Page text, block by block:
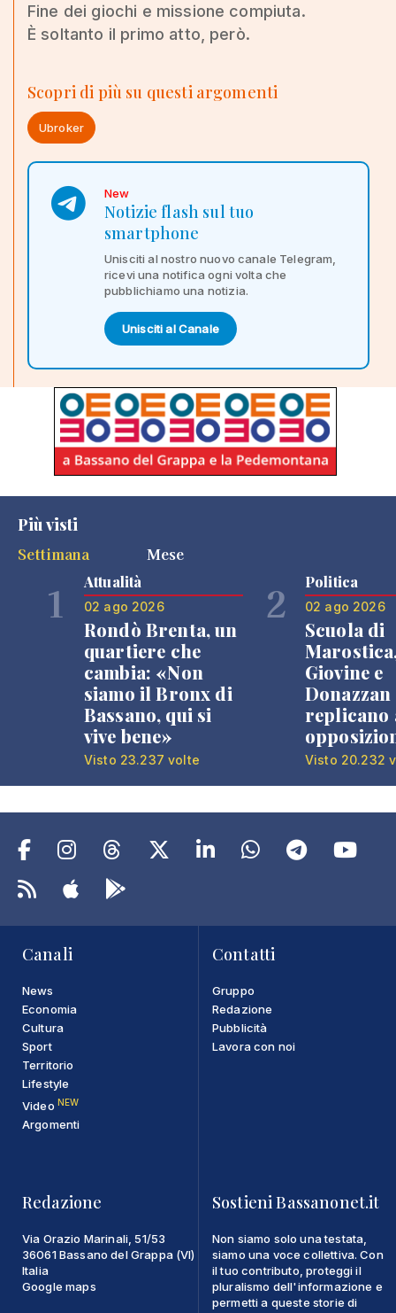
Fine dei giochi e missione compiuta.
È soltanto il primo atto, però.
Scopri di più su questi argomenti
Ubroker
New
Notizie flash sul tuo
smartphone
Unisciti al nostro nuovo canale Telegram,
ricevi una notifica ogni volta che
pubblichiamo una notizia.
Unisciti al Canale
Più visti
Settimana
Mese
1 Attualità
02 ago 2026
Rondò Brenta, un
quartiere che
cambia: «Non
siamo il Bronx di
Bassano, qui si
vive bene»
Visto 23.237 volte
2 Politica
02 ago 2026
Scuola di
Giovine e
Donazzan
replicano
Visto 20.232
Canali
News
Economia
Cultura
Sport
Territorio
Lifestyle
Video NEW
Argomenti
Contatti
Gruppo
Redazione
Pubblicità
Lavora con noi
Redazione
Via Orazio Marinali, 51/53
36061 Bassano del Grappa (VI)
Italia
Google maps
Sostieni Bassanonet.it
Non siamo solo una testata,
siamo una voce collettiva. Con
il tuo contributo, proteggi il
pluralismo dell'informazione e
permetti a queste storie di